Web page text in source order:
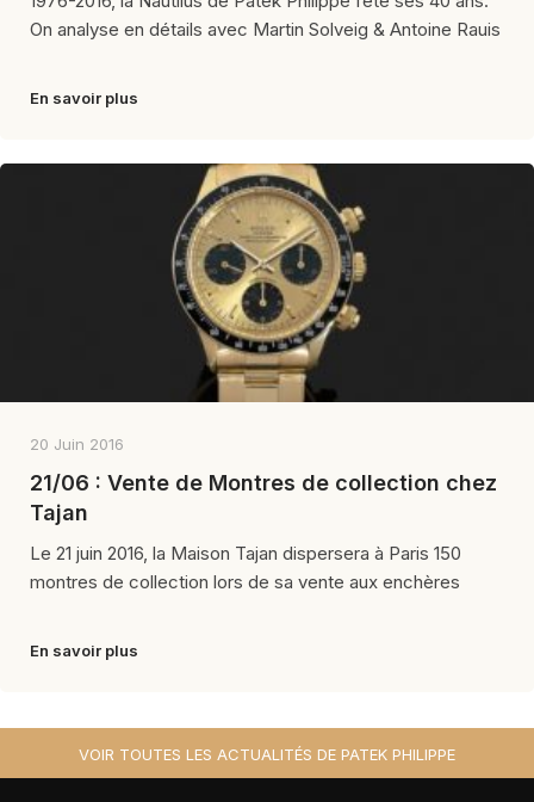
On analyse en détails avec Martin Solveig & Antoine Rauis
En savoir plus
20 Juin 2016
21/06 : Vente de Montres de collection chez
Tajan
Le 21 juin 2016, la Maison Tajan dispersera à Paris 150
montres de collection lors de sa vente aux enchères
En savoir plus
VOIR TOUTES LES ACTUALITÉS DE PATEK PHILIPPE